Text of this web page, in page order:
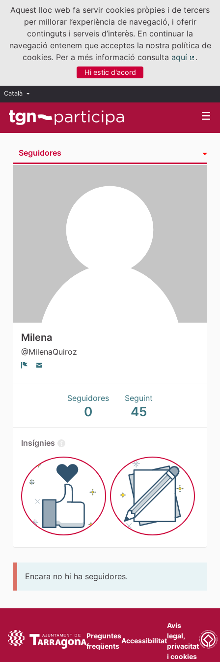
Aquest lloc web fa servir cookies pròpies i de tercers
per millorar l’experiència de navegació, i oferir
continguts i serveis d’interès. En continuar la
navegació entenem que acceptes la nostra política de
cookies. Per a més informació consulta aquí
.
Hi estic d'acord
Català Triar la llengua
Seguidores
Milena
@MilenaQuiroz
Seguidores
0
Seguint
45
Insígnies
Encara no hi ha seguidores.
Preguntes
freqüents
Accessibilitat
Avís
legal,
privacitat
i cookies